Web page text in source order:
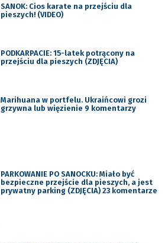
SANOK: Cios karate na przejściu dla
pieszych! (VIDEO)
PODKARPACIE: 15-latek potrącony na
przejściu dla pieszych (ZDJĘCIA)
Marihuana w portfelu. Ukraińcowi grozi
grzywna lub więzienie 9 komentarzy
PARKOWANIE PO SANOCKU: Miało być
bezpieczne przejście dla pieszych, a jest
prywatny parking (ZDJĘCIA) 23 komentarze